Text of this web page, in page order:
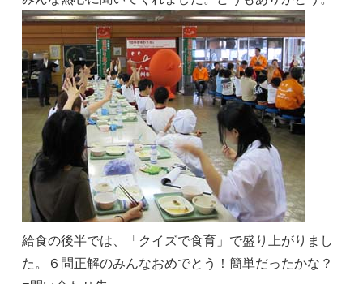
給食の後半では、「クイズで食育」で盛り上がりまし
た。６問正解のみんなおめでとう！簡単だったかな？